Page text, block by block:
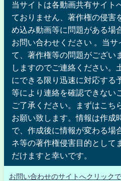
当サイトは各動画共有サイト
ておりません、著作権の侵害
め込み動画等に問題がある場
お問い合わせください 。当
て、著作権等の問題がござい
しますのでご連絡ください。
にできる限り迅速に対応する
等により連絡を確認できない
ご了承ください。まずはこち
お願い致します。情報は作成
で、作成後に情報が変わる場
ネ等の著作権侵害目的として
だけますと幸いです。
お問い合わせのサイトへクリック